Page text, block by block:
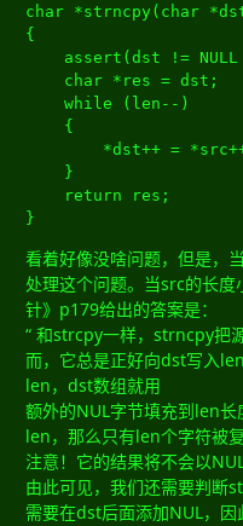
char *strncpy( char *
{
	assert
(dst !=
char * res = dst ;
while
( len --)
{
*dst++ = *src
}
return res ;
}
看着好像没啥问题，但是，
处理这个问题。当src的长
针》p179给出的答案是：
“ 和strcpy一样，strncpy把
而，它总是正好向dst写入
len，dst数组就用
额外的NUL字节填充到len
len，那么只有len个字符被
注意！它的结果将不会以
由此可见，我们还需要判断
需要在dst后面添加NUL，因